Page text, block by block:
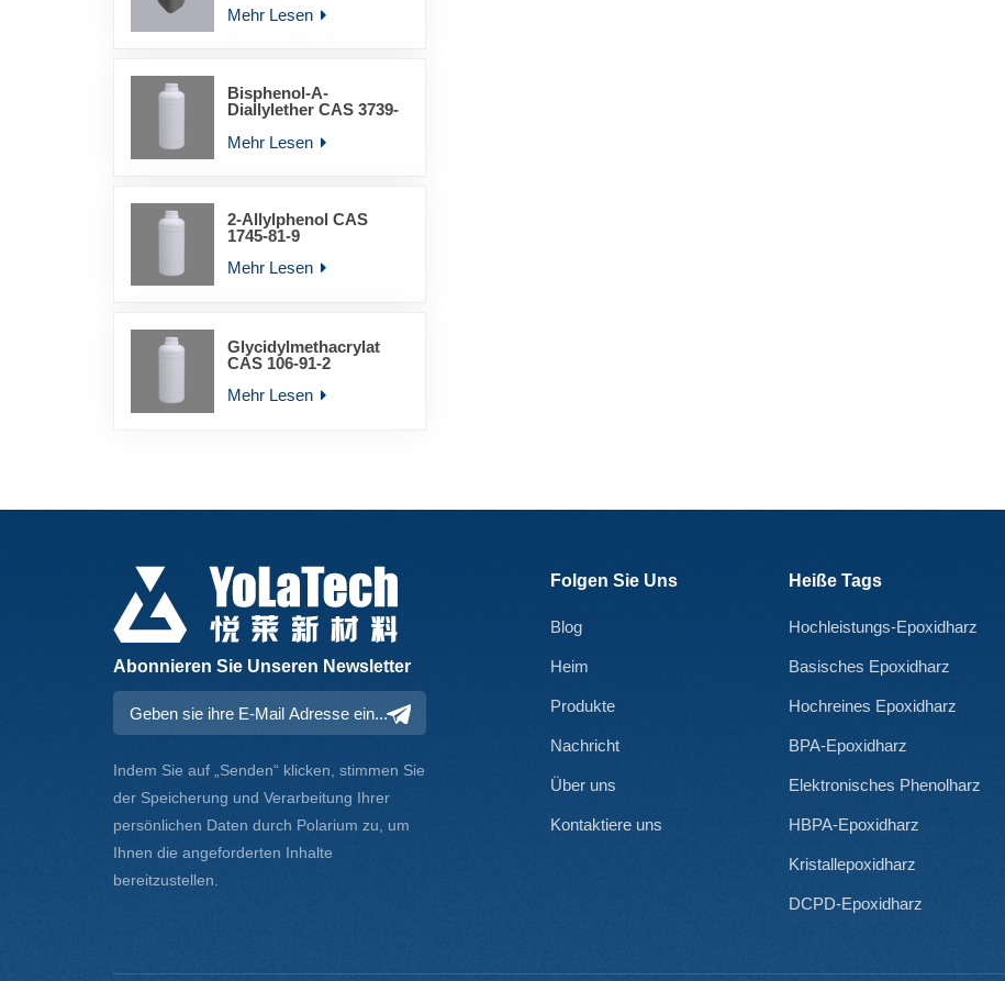
Mehr Lesen
Bisphenol-A-
Diallylether CAS 3739-
Mehr Lesen
2-Allylphenol CAS
1745-81-9
Mehr Lesen
Glycidylmethacrylat
CAS 106-91-2
Mehr Lesen
Abonnieren Sie Unseren Newsletter
Indem Sie auf „Senden“ klicken, stimmen Sie
der Speicherung und Verarbeitung Ihrer
persönlichen Daten durch Polarium zu, um
Ihnen die angeforderten Inhalte
bereitzustellen.
Folgen Sie Uns
Blog
Heim
Produkte
Nachricht
Über uns
Kontaktiere uns
Heiße Tags
Hochleistungs-Epoxidharz
Basisches Epoxidharz
Hochreines Epoxidharz
BPA-Epoxidharz
Elektronisches Phenolharz
HBPA-Epoxidharz
Kristallepoxidharz
DCPD-Epoxidharz